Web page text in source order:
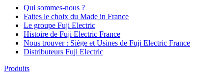
Qui sommes-nous ?
Faites le choix du Made in France
Le groupe Fuji Electric
Histoire de Fuji Electric France
Nous trouver : Siège et Usines de Fuji Electric France
Distributeurs Fuji Electric
Produits